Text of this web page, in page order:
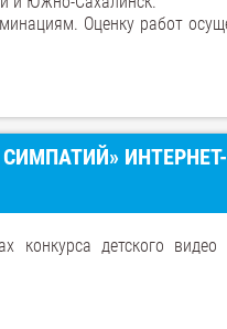
Оценку работ
конкурса детского